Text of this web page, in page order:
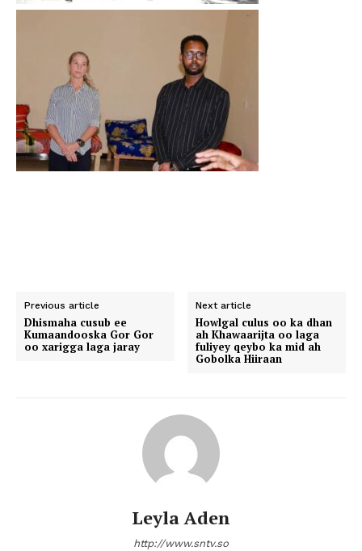
Previous article
Dhismaha cusub ee
Kumaandooska Gor Gor
oo xarigga laga jaray
Next article
Howlgal culus oo ka dhan
ah Khawaarijta oo laga
fuliyey qeybo ka mid ah
Gobolka Hiiraan
Leyla Aden
http://www.sntv.so